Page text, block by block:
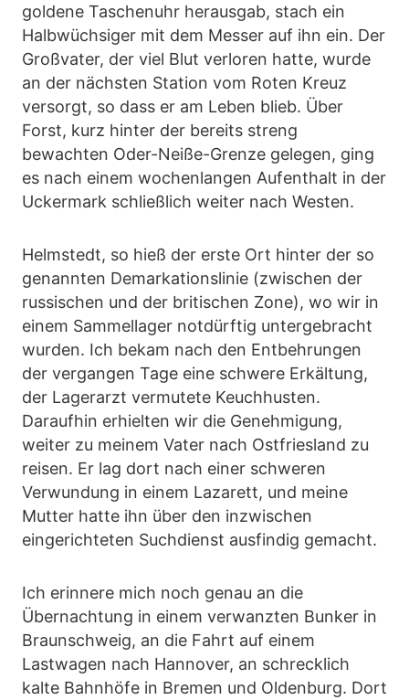
goldene Taschenuhr herausgab, stach ein
Halbwüchsiger mit dem Messer auf ihn ein. Der
Großvater, der viel Blut verloren hatte, wurde
an der nächsten Station vom Roten Kreuz
versorgt, so dass er am Leben blieb. Über
Forst, kurz hinter der bereits streng
bewachten Oder-Neiße-Grenze gelegen, ging
es nach einem wochenlangen Aufenthalt in der
Uckermark schließlich weiter nach Westen.
Helmstedt, so hieß der erste Ort hinter der so
genannten Demarkationslinie (zwischen der
russischen und der britischen Zone), wo wir in
einem Sammellager notdürftig untergebracht
wurden. Ich bekam nach den Entbehrungen
der vergangen Tage eine schwere Erkältung,
der Lagerarzt vermutete Keuchhusten.
Daraufhin erhielten wir die Genehmigung,
weiter zu meinem Vater nach Ostfriesland zu
reisen. Er lag dort nach einer schweren
Verwundung in einem Lazarett, und meine
Mutter hatte ihn über den inzwischen
eingerichteten Suchdienst ausfindig gemacht.
Ich erinnere mich noch genau an die
Übernachtung in einem verwanzten Bunker in
Braunschweig, an die Fahrt auf einem
Lastwagen nach Hannover, an schrecklich
kalte Bahnhöfe in Bremen und Oldenburg. Dort